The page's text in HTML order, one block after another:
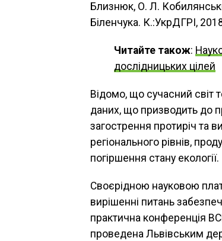
Близнюк, О. Л.
Біленчука. К.:УкрДГРІ,
Читайте також:
дослідницьких цілей
Відомо, що сучасний світ
даних, що призводить до
загострення протиріч та
регіонального рівнів,
погіршення стану екології.
Своєрідною науковою
вирішенні питань
практична конференція
проведена Львівським